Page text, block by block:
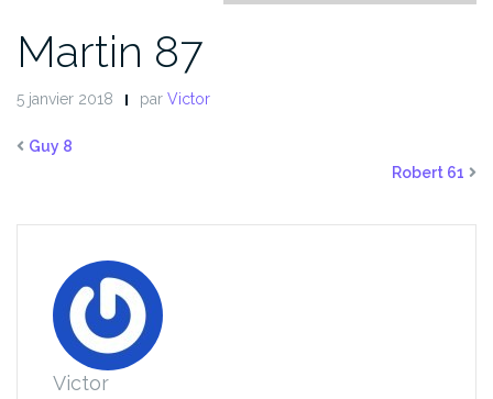
Martin 87
5 janvier 2018 par Victor
Guy 8
Robert 61
Victor